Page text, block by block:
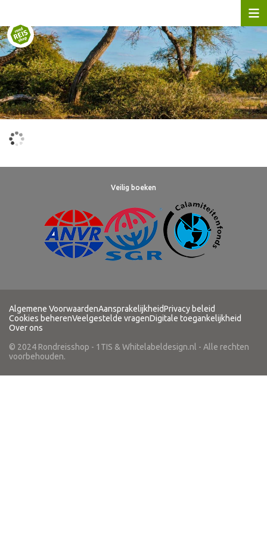
Veilig boeken
Algemene VoorwaardenAansprakelijkheidPrivacy beleid
Cookies beherenVeelgestelde vragenDigitale toegankelijkheid
Over ons
© 2024 Rondreisshop - 1TIS & Whitelabeldesign.nl - Alle rechten
voorbehouden.